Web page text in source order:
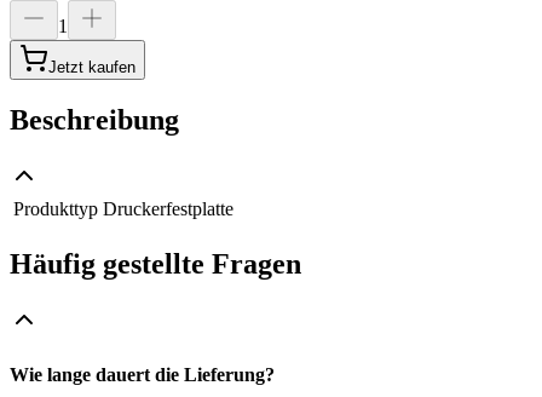
1
Jetzt kaufen
Beschreibung
Produkttyp Druckerfestplatte
Häufig gestellte Fragen
Wie lange dauert die Lieferung?